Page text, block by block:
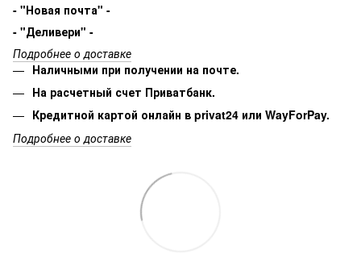
- "Новая почта" -
- "Деливери" -
Подробнее о доставке
Наличными при получении на почте.
На расчетный счет Приватбанк.
Кредитной картой онлайн в privat24 или WayForPay.
Подробнее о доставке